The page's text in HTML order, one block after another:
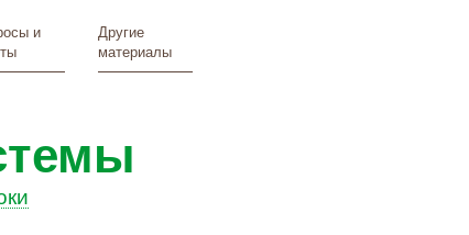
и
Другие
материалы